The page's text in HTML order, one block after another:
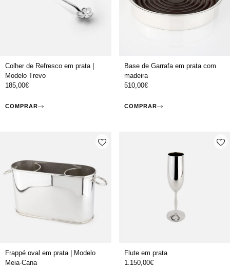
Colher de Refresco em prata |
Modelo Trevo
185,00€
COMPRAR
Base de Garrafa em prata com
madeira
510,00€
COMPRAR
Frappé oval em prata | Modelo
Meia-Cana
Flute em prata
1.150,00€